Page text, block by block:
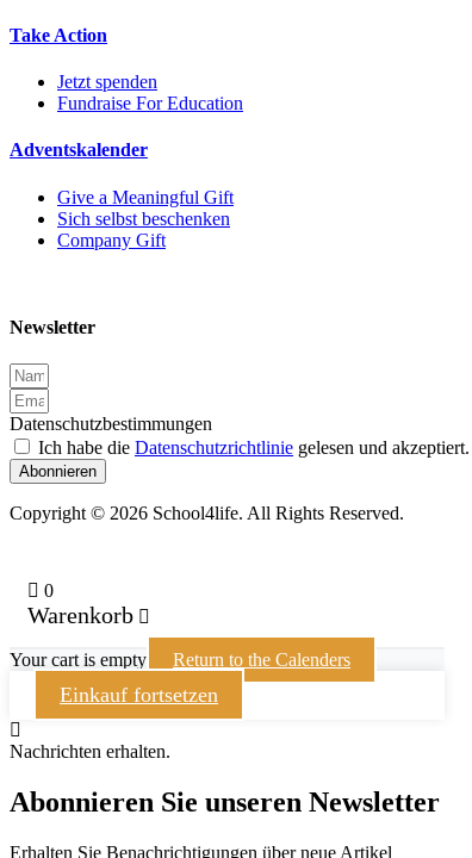
Take Action
Jetzt spenden
Fundraise For Education
Adventskalender
Give a Meaningful Gift
Sich selbst beschenken
Company Gift
Newsletter
Datenschutzbestimmungen
Ich habe die Datenschutzrichtlinie gelesen und akzeptiert.
Abonnieren
Copyright © 2026 School4life. All Rights Reserved.
0
Warenkorb
Your cart is empty Return to the Calenders
Einkauf fortsetzen
Nachrichten erhalten.
Abonnieren Sie unseren Newsletter
Erhalten Sie Benachrichtigungen über neue Artikel